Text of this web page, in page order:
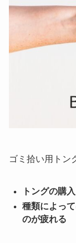
ゴミ拾い用トン
トングの購
種類によっ
のが疲れる